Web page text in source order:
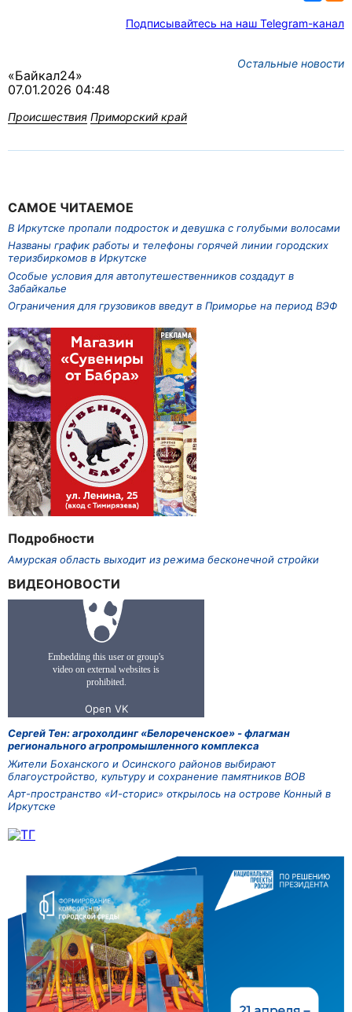
Подписывайтесь на наш Telegram-канал
Остальные новости
«Байкал24»
07.01.2026 04:48
Происшествия Приморский край
САМОЕ ЧИТАЕМОЕ
В Иркутске пропали подросток и девушка с голубыми волосами
Названы график работы и телефоны горячей линии городских
теризбиркомов в Иркутске
Особые условия для автопутешественников создадут в
Забайкалье
Ограничения для грузовиков введут в Приморье на период ВЭФ
Подробности
Амурская область выходит из режима бесконечной стройки
ВИДЕОНОВОСТИ
Сергей Тен: агрохолдинг «Белореченское» - флагман
регионального агропромышленного комплекса
Жители Боханского и Осинского районов выбирают
благоустройство, культуру и сохранение памятников ВОВ
Арт-пространство «И-сторис» открылось на острове Конный в
Иркутске